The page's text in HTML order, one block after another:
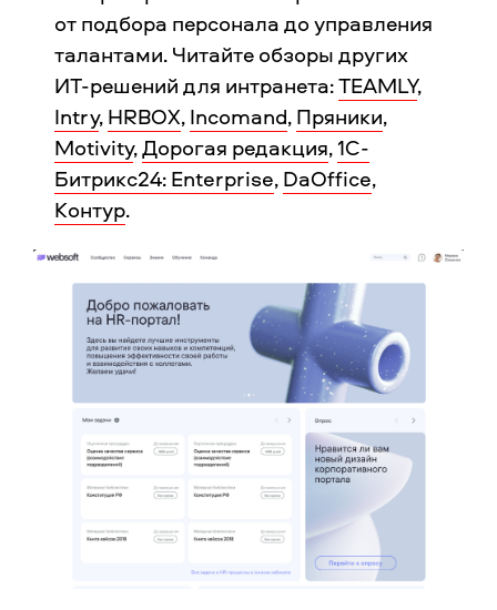
от подбора персонала до управления
талантами. Читайте обзоры других
ИТ-решений для интранета:TEAMLY,
Intry,HRBOX,Incomand,Пряники,
Motivity,Дорогая редакция,1С-
Битрикс24: Enterprise,DaOffice,
Контур.